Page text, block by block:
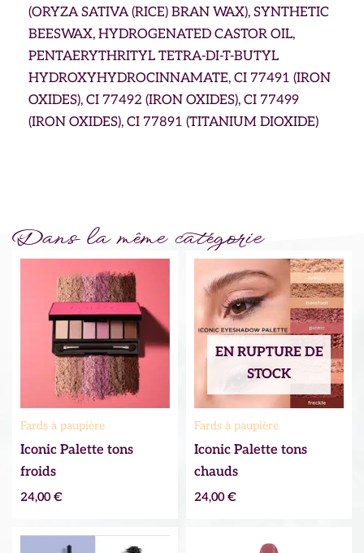
(ORYZA SATIVA (RICE) BRAN WAX), SYNTHETIC
BEESWAX, HYDROGENATED CASTOR OIL,
PENTAERYTHRITYL TETRA-DI-T-BUTYL
HYDROXYHYDROCINNAMATE, CI 77491 (IRON
OXIDES), CI 77492 (IRON OXIDES), CI 77499
(IRON OXIDES), CI 77891 (TITANIUM DIOXIDE)
Dans la même catégorie
Fards à paupière
Iconic Palette tons
froids
24,00€
EN RUPTURE DE
STOCK
Fards à paupière
Iconic Palette tons
chauds
24,00€